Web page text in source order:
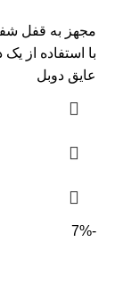
مجهز به قفل
با استفاده از
عایق دوبل
-7%